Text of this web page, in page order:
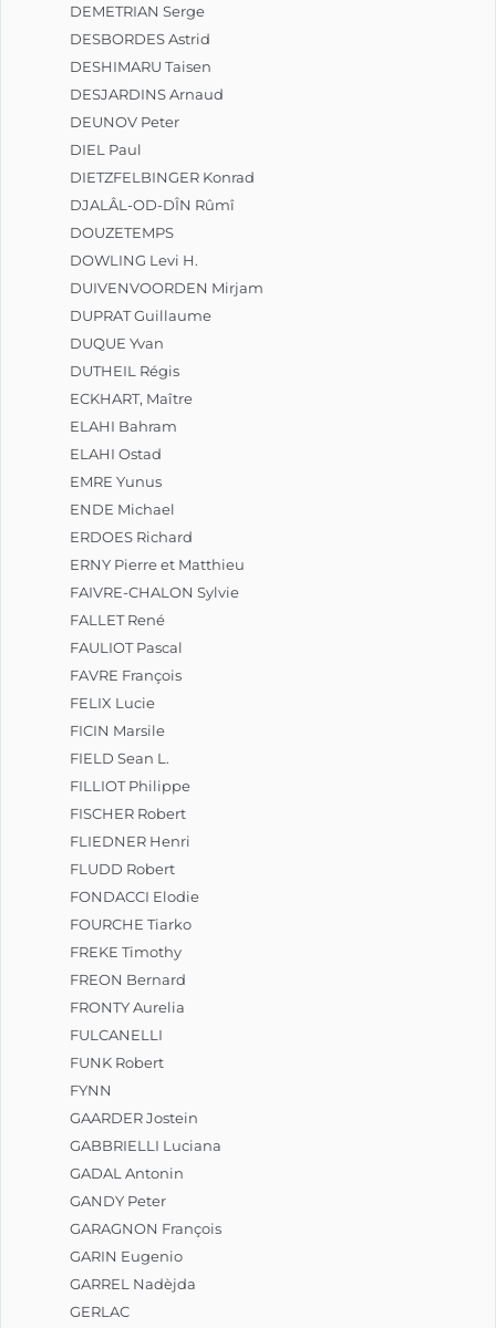
DEMETRIAN Serge
DESBORDES Astrid
DESHIMARU Taisen
DESJARDINS Arnaud
DEUNOV Peter
DIEL Paul
DIETZFELBINGER Konrad
DJALÂL-OD-DÎN Rûmî
DOUZETEMPS
DOWLING Levi H.
DUIVENVOORDEN Mirjam
DUPRAT Guillaume
DUQUE Yvan
DUTHEIL Régis
ECKHART, Maître
ELAHI Bahram
ELAHI Ostad
EMRE Yunus
ENDE Michael
ERDOES Richard
ERNY Pierre et Matthieu
FAIVRE-CHALON Sylvie
FALLET René
FAULIOT Pascal
FAVRE François
FELIX Lucie
FICIN Marsile
FIELD Sean L.
FILLIOT Philippe
FISCHER Robert
FLIEDNER Henri
FLUDD Robert
FONDACCI Elodie
FOURCHE Tiarko
FREKE Timothy
FREON Bernard
FRONTY Aurelia
FULCANELLI
FUNK Robert
FYNN
GAARDER Jostein
GABBRIELLI Luciana
GADAL Antonin
GANDY Peter
GARAGNON François
GARIN Eugenio
GARREL Nadèjda
GERLAC